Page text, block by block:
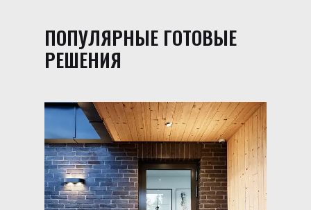
ПОПУЛЯРНЫЕ ГОТОВЫЕ
РЕШЕНИЯ